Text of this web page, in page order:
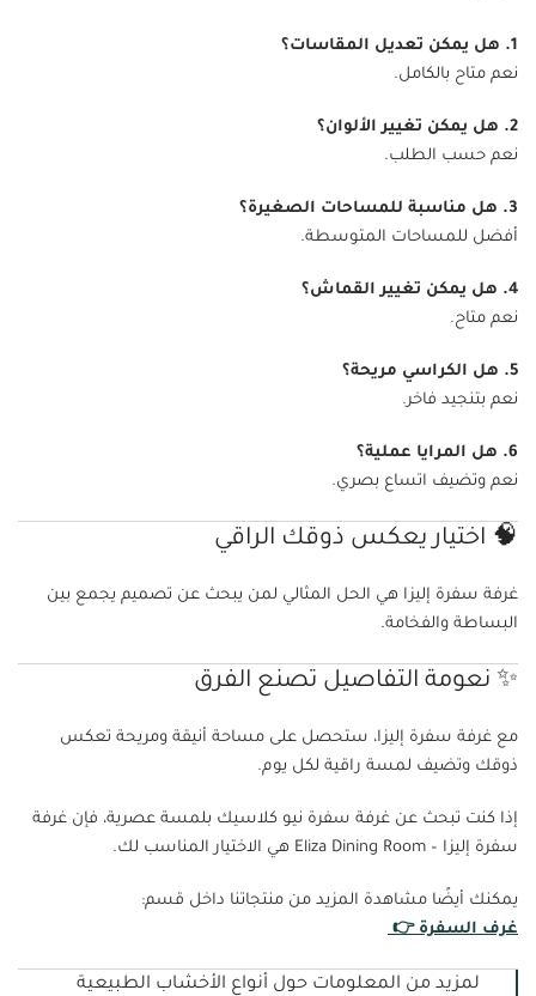
1. هل يمكن تعديل المقاسات؟
نعم متاح بالكامل.
2. هل يمكن تغيير الألوان؟
نعم حسب الطلب.
3. هل مناسبة للمساحات الصغيرة؟
أفضل للمساحات المتوسطة.
4. هل يمكن تغيير القماش؟
نعم متاح.
5. هل الكراسي مريحة؟
نعم بتنجيد فاخر.
6. هل المرايا عملية؟
نعم وتضيف اتساع بصري.
🧠 اختيار يعكس ذوقك الراقي
غرفة سفرة إليزا هي الحل المثالي لمن يبحث عن تصميم يجمع بين
البساطة والفخامة.
✨ نعومة التفاصيل تصنع الفرق
مع غرفة سفرة إليزا، ستحصل على مساحة أنيقة ومريحة تعكس
ذوقك وتضيف لمسة راقية لكل يوم.
إذا كنت تبحث عن غرفة سفرة نيو كلاسيك بلمسة عصرية، فإن غرفة
سفرة إليزا – Eliza Dining Room هي الاختيار المناسب لك.
يمكنك أيضًا مشاهدة المزيد من منتجاتنا داخل قسم:
غرف السفرة 👉
لمزيد من المعلومات حول أنواع الأخشاب الطبيعية